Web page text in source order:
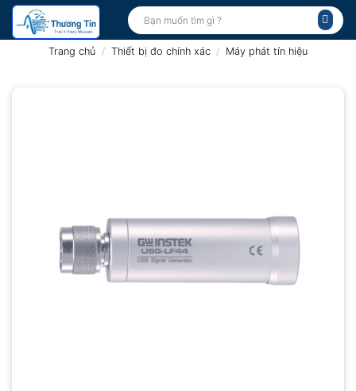
Bỏ
qua
Tìm
kiếm:
Trang chủ / Thiết bị đo chính xác / Máy phát tín hiệu